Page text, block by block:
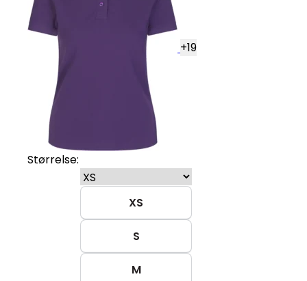
+19
Størrelse:
XS
S
M